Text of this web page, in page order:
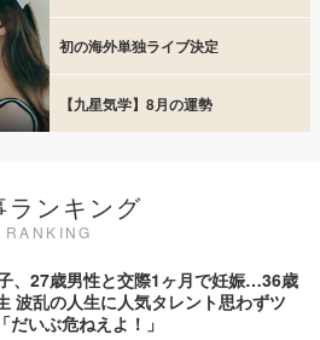
初の海外単独ライブ決定
【九星気学】8月の運勢
ランキング
RANKING
、27歳男性と交際1ヶ月で妊娠…36歳
波乱の人生に人気タレント思わずツ
だいぶ危ねえよ！」